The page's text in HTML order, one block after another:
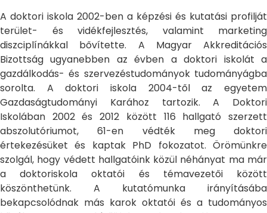
A doktori iskola 2002-ben a képzési és kutatási profilját
terület- és vidékfejlesztés, valamint marketing
diszciplínákkal bővítette. A Magyar Akkreditációs
Bizottság ugyanebben az évben a doktori iskolát a
gazdálkodás- és szervezéstudományok tudományágba
sorolta. A doktori iskola 2004-től az egyetem
Gazdaságtudományi Karához tartozik. A Doktori
Iskolában 2002 és 2012 között 116 hallgató szerzett
abszolutóriumot, 61-en védték meg doktori
értekezésüket és kaptak PhD fokozatot. Örömünkre
szolgál, hogy védett hallgatóink közül néhányat ma már
a doktoriskola oktatói és témavezetői között
köszönthetünk. A kutatómunka irányításába
bekapcsolódnak más karok oktatói és a tudományos